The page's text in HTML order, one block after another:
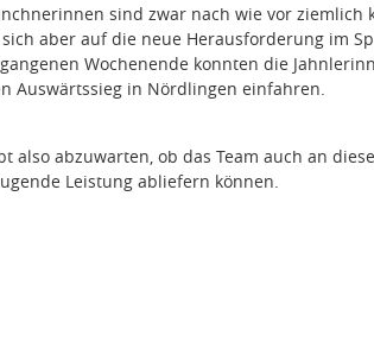
sind zwar nach wie vor ziemlich
aber auf die neue Herausforderung im
Wochenende konnten die
Auswärtssieg in Nördlingen einfahren.
also abzuwarten, ob das Team auch an
Leistung abliefern können.